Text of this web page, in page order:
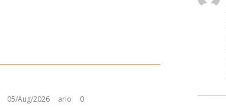
05/Aug/2026 ario 0